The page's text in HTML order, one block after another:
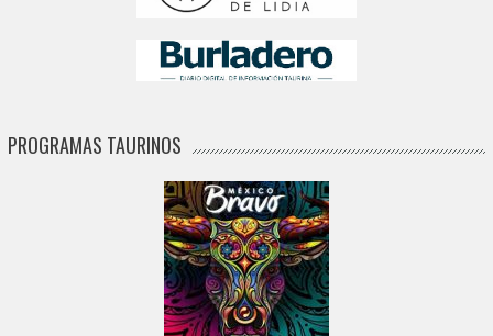
PROGRAMAS TAURINOS